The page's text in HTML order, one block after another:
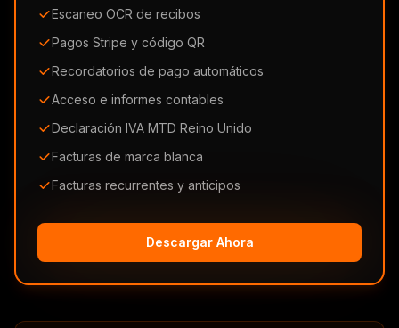
Escaneo OCR de recibos
Pagos Stripe y código QR
Recordatorios de pago automáticos
Acceso e informes contables
Declaración IVA MTD Reino Unido
Facturas de marca blanca
Facturas recurrentes y anticipos
Descargar Ahora